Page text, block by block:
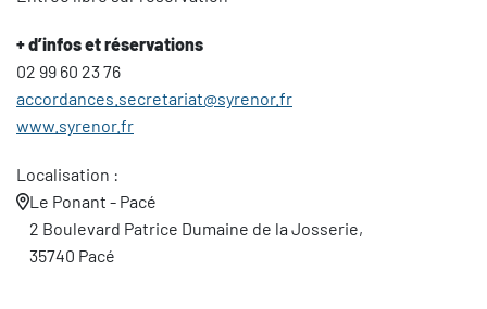
+ d’infos et réservations
02 99 60 23 76
accordances.secretariat@syrenor.fr
www.syrenor.fr
Localisation :
Le Ponant - Pacé
2 Boulevard Patrice Dumaine de la Josserie,
35740 Pacé